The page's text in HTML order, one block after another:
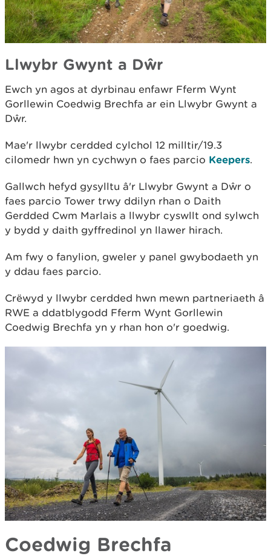
Llwybr Gwynt a Dŵr
Ewch yn agos at dyrbinau enfawr Fferm Wynt
Gorllewin Coedwig Brechfa ar ein Llwybr Gwynt a
Dŵr.
Mae'r llwybr cerdded cylchol 12 milltir/19.3
cilomedr hwn yn cychwyn o faes parcio Keepers.
Gallwch hefyd gysylltu â'r Llwybr Gwynt a Dŵr o
faes parcio Tower trwy ddilyn rhan o Daith
Gerdded Cwm Marlais a llwybr cyswllt ond sylwch
y bydd y daith gyffredinol yn llawer hirach.
Am fwy o fanylion, gweler y panel gwybodaeth yn
y ddau faes parcio.
Crëwyd y llwybr cerdded hwn mewn partneriaeth â
RWE a ddatblygodd Fferm Wynt Gorllewin
Coedwig Brechfa yn y rhan hon o'r goedwig.
Coedwig Brechfa